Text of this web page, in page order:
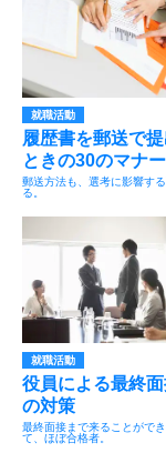
就職活動
履歴書を郵送で
ときの30のマナー
郵送方法も、選考に影響す
る。
就職活動
役員による最終
の対策
最終面接まで来ることがで
て、ほぼ合格者。